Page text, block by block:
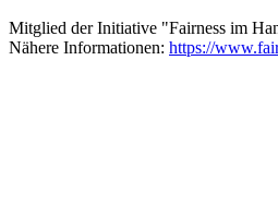
Mitglied der Initiative "Fairness im
Nähere Informationen: https://